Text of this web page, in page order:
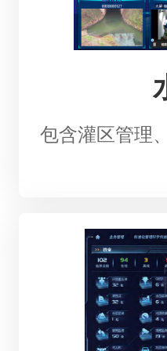
包含灌区管理